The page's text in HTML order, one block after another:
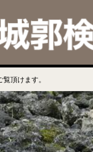
頂けます。